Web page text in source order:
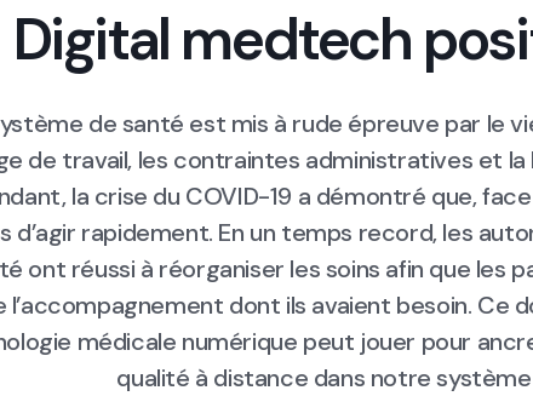
Digital medtech
de santé est mis à rude épreuve par le
de travail, les contraintes administratives et la
la crise du COVID-19 a démontré que,
d’agir rapidement. En un temps record, les
ont réussi à réorganiser les soins afin que les
l’accompagnement dont ils avaient besoin. Ce
médicale numérique peut jouer pour
qualité à distance dans notre